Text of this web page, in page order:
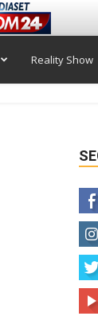
Reality Show